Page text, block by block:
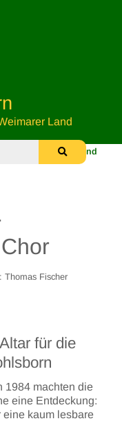
Land
- Kirchenschiff und
Thomas Fischer
für die
1984 machten die
eine Entdeckung:
kaum lesbare